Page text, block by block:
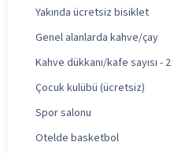
Yakında ücretsiz bisiklet
Genel alanlarda kahve/çay
Kahve dükkanı/kafe sayısı - 2
Çocuk kulübü (ücretsiz)
Spor salonu
Otelde basketbol